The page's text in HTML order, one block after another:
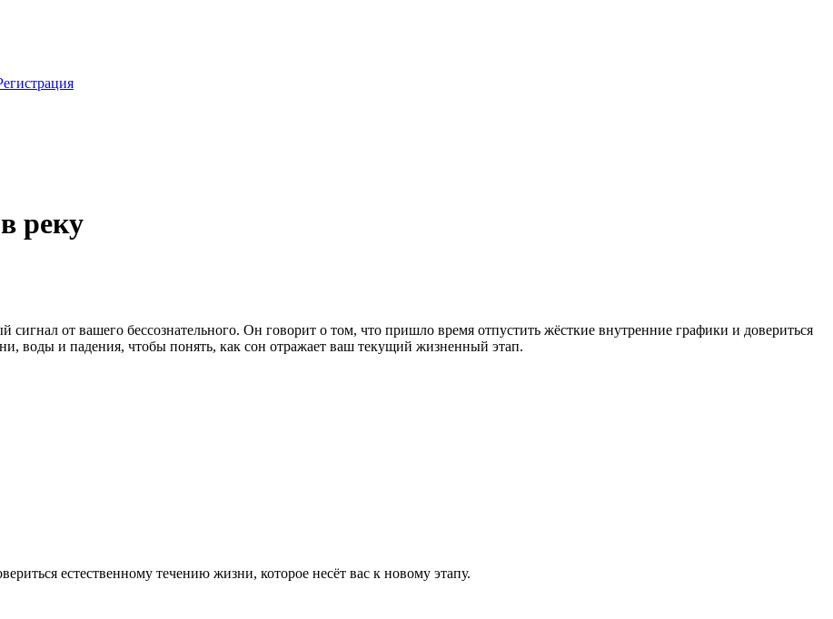
реку
от вашего бессознательного. Он говорит о том, что пришло время отпустить жёсткие внутренние графики и довериться
воды и падения, чтобы понять, как сон отражает ваш текущий жизненный этап.
естественному течению жизни, которое несёт вас к новому этапу.